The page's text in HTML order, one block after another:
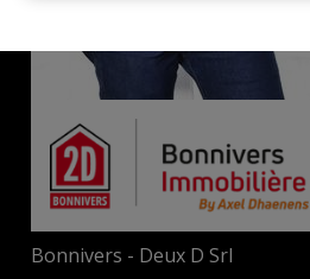
Bonnivers - Deux D Srl